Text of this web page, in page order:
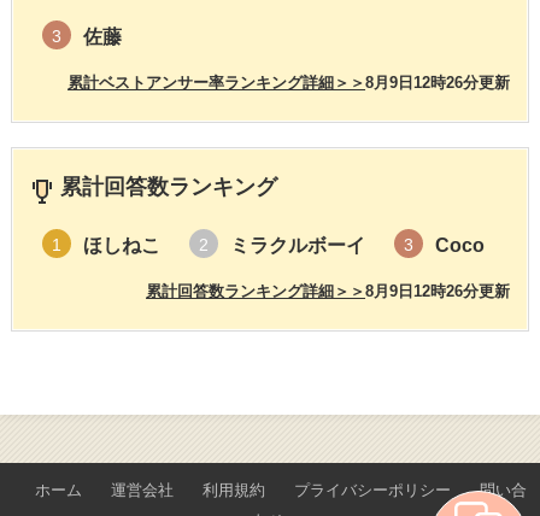
3 佐藤
8月9日12時26分更新
累計ベストアンサー率ランキング詳細＞＞
累計回答数ランキング
1 ほしねこ 2 ミラクルボーイ 3 Coco
8月9日12時26分更新
累計回答数ランキング詳細＞＞
ホーム 運営会社 利用規約 プライバシーポリシー
問い合